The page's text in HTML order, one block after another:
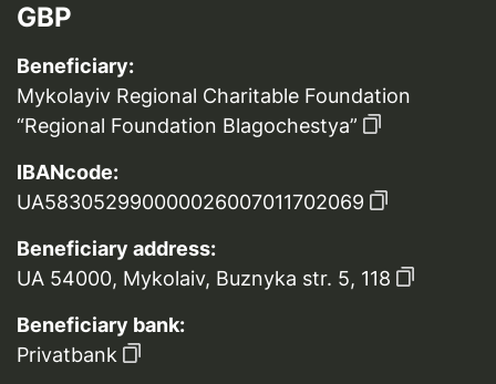
GBP
Beneficiary:
Mykolayiv Regional Charitable Foundation
“Regional Foundation Blagochestya”
IBANcode:
UA583052990000026007011702069
Beneficiary address:
UA 54000, Mykolaiv, Buznyka str. 5, 118
Beneficiary bank:
Privatbank